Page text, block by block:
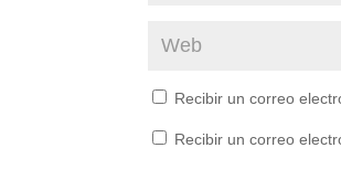
Recibir un correo
Recibir un correo